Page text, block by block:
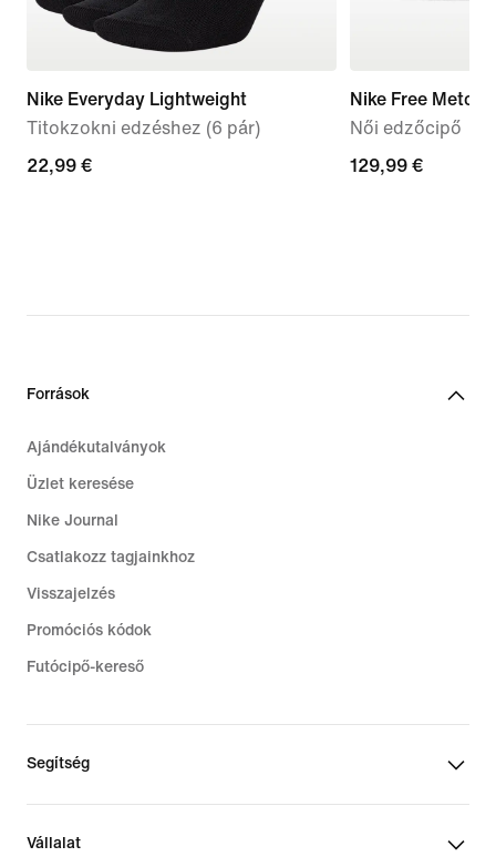
Nike Everyday Lightweight
Titokzokni edzéshez (6 pár)
22,99
22,99 €
Nike Free
Női edzőcipő
129,99
129,99 €
Források
Ajándékutalványok
Üzlet keresése
Nike Journal
Csatlakozz tagjainkhoz
Visszajelzés
Promóciós kódok
Futócipő-kereső
Segítség
Vállalat